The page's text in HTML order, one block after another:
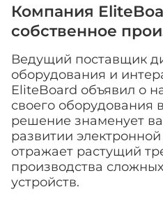
Компания
собственное
Ведущий поставщик
оборудования и
EliteBoard объявил о
своего оборудования
решение знаменует
развитии
отражает растущий
производства
устройств.